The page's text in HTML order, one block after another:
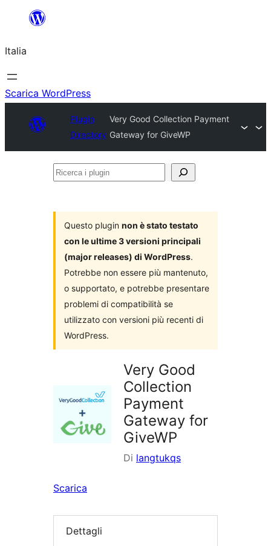
contenuto
Italia
Scarica WordPress
Plugin
Directory
Very Good Collection Payment
Gateway for GiveWP
Ricerca
Questo plugin non è stato testato
con le ultime 3 versioni principali
(major releases) di WordPress.
Potrebbe non essere più mantenuto,
o supportato, e potrebbe presentare
problemi di compatibilità se
utilizzato con versioni più recenti di
WordPress.
Very Good
Collection
Payment
Gateway for
GiveWP
Di langtukqs
Scarica
Dettagli